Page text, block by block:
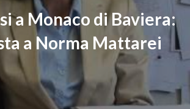
a Monaco di Baviera:
a Norma Mattarei